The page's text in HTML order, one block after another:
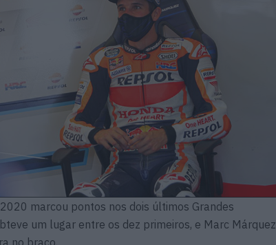
marcou pontos nos dois últimos Grandes
um lugar entre os dez primeiros, e Marc Márquez